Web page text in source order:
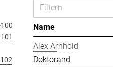
Name
Alex Arnhold
Doktorand